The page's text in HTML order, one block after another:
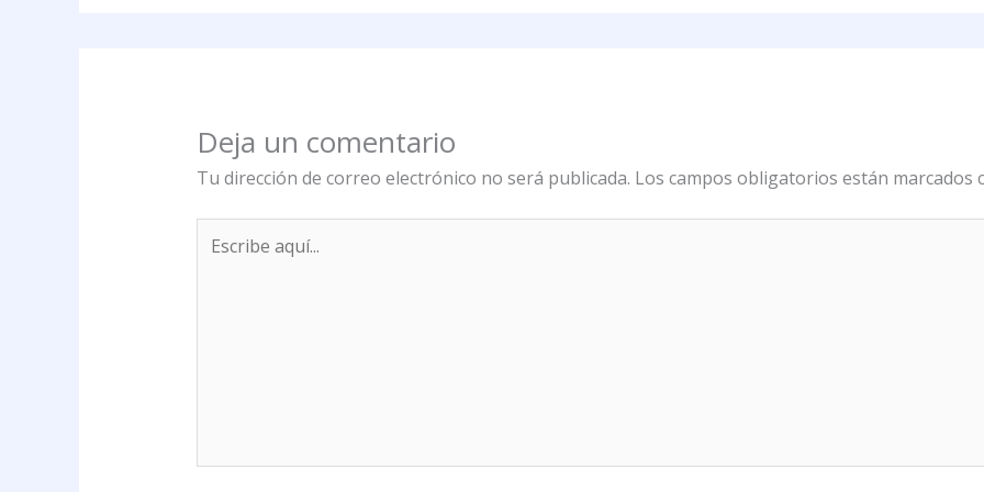
Deja un comentario
Tu dirección de correo electrónico no será publicada. Los campos obligatorios están marcados
aquí...